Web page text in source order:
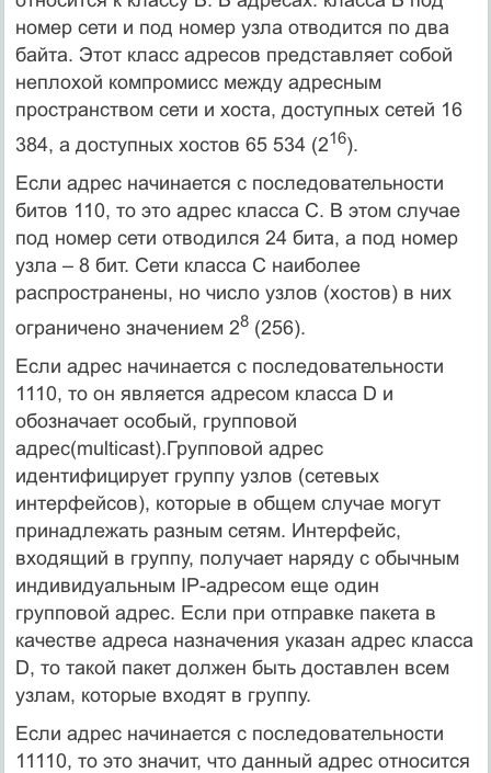
номер сети и под номер узла отводится по два
байта. Этот класс адресов представляет собой
неплохой компромисс между адресным
пространством сети и хоста, доступных сетей 16
384, а доступных хостов 65 534 (216).
Если адрес начинается с последовательности
битов 110, то это адрес класса С. В этом случае
под номер сети отводился 24 бита, а под номер
узла – 8 бит. Сети класса C наиболее
распространены, но число узлов (хостов) в них
ограничено значением 28(256).
Если адрес начинается с последовательности
1110, то он является адресом класса D и
обозначает особый, групповой
адрес(multicast).Групповой адрес
идентифицирует группу узлов (сетевых
интерфейсов), которые в общем случае могут
принадлежать разным сетям. Интерфейс,
входящий в группу, получает наряду с обычным
индивидуальным IP-адресом еще один
групповой адрес. Если при от­правке пакета в
качестве адреса назначения указан адрес класса
D, то такой па­кет должен быть доставлен всем
узлам, которые входят в группу.
Если адрес начинается с последовательности
11110, то это значит, что данный адрес относится